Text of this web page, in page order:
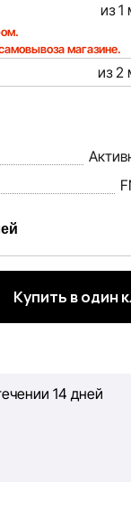
из 1
магазине.
из 2
ценим доверие
над тем, чтобы
на
чтобы вы
Sportlandia
данных,
или сбоев.
могут быть
Купить в один
14 дней